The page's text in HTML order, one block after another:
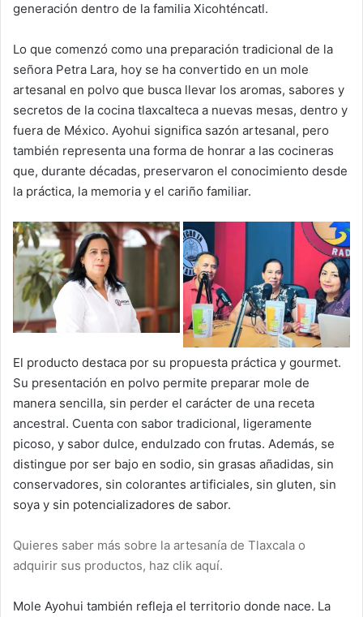
generación dentro de la familia Xicohténcatl.
Lo que comenzó como una preparación tradicional de la
señora Petra Lara, hoy se ha convertido en un mole
artesanal en polvo que busca llevar los aromas, sabores y
secretos de la cocina tlaxcalteca a nuevas mesas, dentro y
fuera de México. Ayohui significa sazón artesanal, pero
también representa una forma de honrar a las cocineras
que, durante décadas, preservaron el conocimiento desde
la práctica, la memoria y el cariño familiar.
El producto destaca por su propuesta práctica y gourmet.
Su presentación en polvo permite preparar mole de
manera sencilla, sin perder el carácter de una receta
ancestral. Cuenta con sabor tradicional, ligeramente
picoso, y sabor dulce, endulzado con frutas. Además, se
distingue por ser bajo en sodio, sin grasas añadidas, sin
conservadores, sin colorantes artificiales, sin gluten, sin
soya y sin potencializadores de sabor.
Quieres saber más sobre la artesanía de Tlaxcala o
adquirir sus productos, haz clik aquí.
Mole Ayohui también refleja el territorio donde nace. La